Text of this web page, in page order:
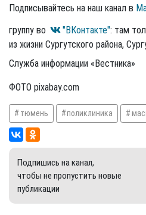
Подписывайтесь на наш канал в
группу во
"ВКонтакте": там
из жизни Сургутского района,
Служба информации «Вестника»
ФОТО pixabay.com
тюмень поликлиника
Подпишись на канал,
чтобы не пропустить новые
публикации